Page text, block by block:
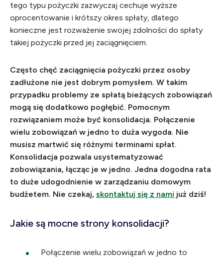
tego typu pożyczki zazwyczaj cechuje wyższe
oprocentowanie i krótszy okres spłaty, dlatego
konieczne jest rozważenie swojej zdolności do spłaty
takiej pożyczki przed jej zaciągnięciem.
Często chęć zaciągnięcia pożyczki przez osoby
zadłużone nie jest dobrym pomysłem. W takim
przypadku problemy ze spłatą bieżących zobowiązań
mogą się dodatkowo pogłębić. Pomocnym
rozwiązaniem może być konsolidacja. Połączenie
wielu zobowiązań w jedno to duża wygoda. Nie
musisz martwić się różnymi terminami spłat.
Konsolidacja pozwala usystematyzować
zobowiązania, łącząc je w jedno. Jedna dogodna rata
to duże udogodnienie w zarządzaniu domowym
budżetem. Nie czekaj, skontaktuj się z nami już dziś!
Jakie są mocne strony konsolidacji?
Połączenie wielu zobowiązań w jedno to